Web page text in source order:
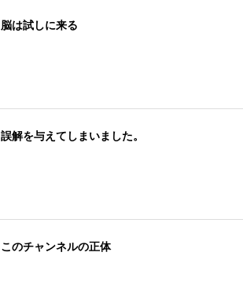
脳は試しに来る
誤解を与えてしまいました。
このチャンネルの正体